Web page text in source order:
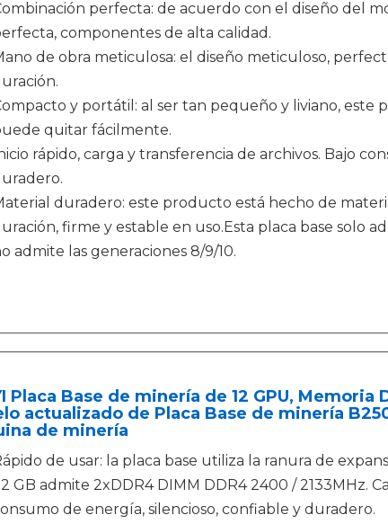
perfecta: de acuerdo con el diseño del
componentes de alta calidad.
de obra meticulosa: el diseño meticuloso,
y portátil: al ser tan pequeño y liviano, este
quitar fácilmente.
rápido, carga y transferencia de archivos. Bajo
duradero: este producto está hecho de
firme y estable en uso.Esta placa base solo
admite las generaciones 8/9/10.
Placa Base de minería de 12 GPU, Memoria
actualizado de Placa Base de minería
de minería
de usar: la placa base utiliza la ranura de
GB admite 2xDDR4 DIMM DDR4 2400 / 2133MHz.
de energía, silencioso, confiable y duradero.